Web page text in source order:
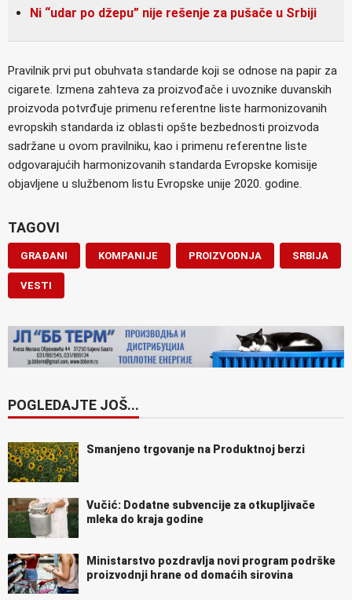
Ni “udar po džepu” nije rešenje za pušače u Srbiji
Pravilnik prvi put obuhvata standarde koji se odnose na papir za
cigarete. Izmena zahteva za proizvođače i uvoznike duvanskih
proizvoda potvrđuje primenu referentne liste harmonizovanih
evropskih standarda iz oblasti opšte bezbednosti proizvoda
sadržane u ovom pravilniku, kao i primenu referentne liste
odgovarajućih harmonizovanih standarda Evropske komisije
objavljene u službenom listu Evropske unije 2020. godine.
TAGOVI
GRAĐANI KOMPANIJE PROIZVODNJA SRBIJA
VESTI
POGLEDAJTE JOŠ...
Smanjeno trgovanje na Produktnoj berzi
Vučić: Dodatne subvencije za otkupljivače
mleka do kraja godine
Ministarstvo pozdravlja novi program podrške
proizvodnji hrane od domaćih sirovina